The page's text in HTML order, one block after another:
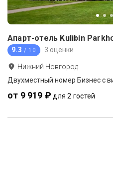
Апарт-отель Kulibin
9.3 / 10 3 оценки
Нижний Новгород
от 9 919 ₽ для 2 гостей